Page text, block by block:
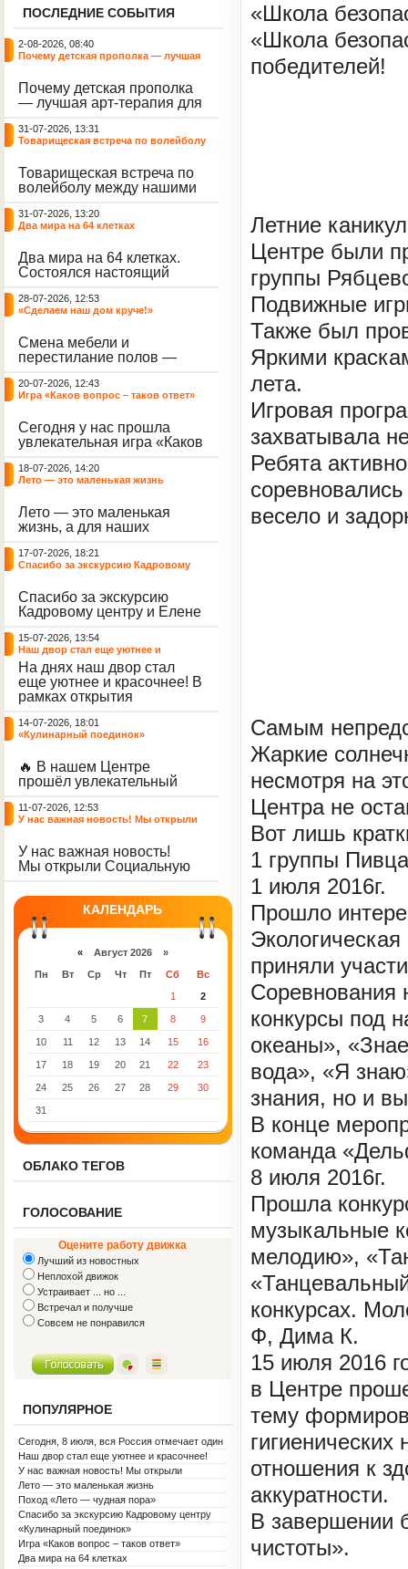
ПОСЛЕДНИЕ СОБЫТИЯ
2-08-2026, 08:40
Почему детская прополка — лучшая
Почему детская прополка
— лучшая арт-терапия для
воспитателя?
31-07-2026, 13:31
Товарищеская встреча по волейболу
Товарищеская встреча по
волейболу между нашими
воспитанниками и
сельскими ребятами.
31-07-2026, 13:20
Два мира на 64 клетках
Два мира на 64 клетках.
Состоялся настоящий
интеллектуальный
праздник — турнир по
шахматам и шашкам.
небывалый ажиотаж среди
воспитанников, превратив
тихие залы центра в арену
напряжённых поединков,
громких аплодисментов и
жарких обсуждений.
28-07-2026, 12:53
«Сделаем наш дом круче!»
Смена мебели и
перестилание полов —
дело рук профессионалов.
А вот создание настоящего
домашнего уюта — задача
этой неделе ребята взяли
инициативу в свои руки и
устроили масштабную
генеральную уборку
жилого корпуса.
20-07-2026, 12:43
Игра «Каков вопрос – таков ответ»
Сегодня у нас прошла
увлекательная игра «Каков
вопрос – таков ответ»,
которая собрала самых
любознательных
игры выступил наш
воспитанник - Константин
Н., который по праву носит
звание самого читающего
и эрудированного
участника наших
мероприятий.
18-07-2026, 14:20
Лето — это маленькая жизнь
Лето — это маленькая
жизнь, а для наших
воспитанниц оно
наполнено открытиями. В
один из теплых дней мы
пластилин, книги и конечно
же телефоны, чтобы
отправиться на небольшую
цветочную охоту в
ближайший луг.
17-07-2026, 18:21
Спасибо за экскурсию Кадровому
Спасибо за экскурсию
Кадровому центру и Елене
Романовне за тёплую
встречу.
15-07-2026, 13:54
Наш двор стал еще уютнее и
красочнее!
На днях наш двор стал
еще уютнее и красочнее! В
рамках открытия
Социальной гостиной
нашего Центра, перед
воспитанниками была
можно ярче и красивее
расписать забор.
14-07-2026, 18:01
«Кулинарный поединок»
🔥 В нашем Центре
прошёл увлекательный
«Кулинарный поединок»
между воспитанниками
первого и второго
Под руководством
воспитателей Кореньковой
Е. М. и Рябцевой Е. П.
ребята готовили
ароматные пирожки с
капустой 🫓🥬 и
классические — с луком и
11-07-2026, 12:53
У нас важная новость! Мы открыли
У нас важная новость!
Мы открыли Социальную
гостиную, где женщины с
детьми, оказавшиеся в
трудной жизненной
ситуации, могут получить
комплексную социально-
психологическую и
педагогическую поддержку.
КАЛЕНДАРЬ
« Август 2026 »
Пн
Вт Ср Чт Пт Сб
Вс
1
2
3 4 5 6 7 8 9
10 11 12 13 14 15 16
17 18 19 20 21 22 23
24 25 26 27 28 29 30
31
ОБЛАКО ТЕГОВ
ГОЛОСОВАНИЕ
Оцените работу движка
Лучший из новостных
Неплохой движок
Устраивает ... но ...
Встречал и получше
Совсем не понравился
ПОПУЛЯРНОЕ
Сегодня, 8 июля, вся Россия отмечает один
из самых светлых праздников — День
семьи, любви и верности!
Наш двор стал еще уютнее и красочнее!
У нас важная новость! Мы открыли
Социальную гостиную.
Лето — это маленькая жизнь
Поход «Лето — чудная пора»
Спасибо за экскурсию Кадровому центру
«Кулинарный поединок»
Игра «Каков вопрос – таков ответ»
Два мира на 64 клетках
«Школа
«Школа
победителей!
Летние
Центре были
группы
Подвижные
Также был
Яркими
лета.
Игровая
захватывала
Ребята
весело и
Самым
Жаркие
несмотря на
Центра не
Вот лишь
1 группы
1 июля 2016г.
Прошло
приняли
Соревнования
конкурсы под
океаны»,
вода», «Я
знания, но и
В конце
команда
8 июля 2016г.
Прошла
музыкальные
мелодию»,
конкурсах.
Ф, Дима К.
15 июля 2016
в Центре
тему
отношения к
аккуратности.
В завершении
чистоты».